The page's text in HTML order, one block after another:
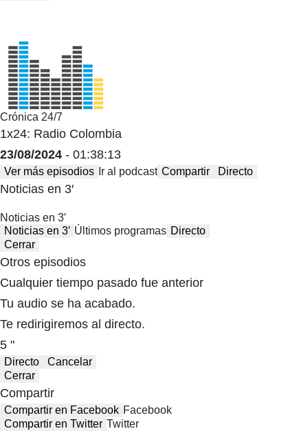
Crónica 24/7
1x24: Radio Colombia
23/08/2024 - 01:38:13
Ver más episodios Ir al podcast Compartir Directo
Noticias en 3′
Noticias en 3′
Noticias en 3′ Últimos programas Directo
Cerrar
Otros episodios
Cualquier tiempo pasado fue anterior
Tu audio se ha acabado.
Te redirigiremos al directo.
5 "
Directo
Cancelar
Cerrar
Compartir
Compartir en Facebook Facebook
Compartir en Twitter Twitter